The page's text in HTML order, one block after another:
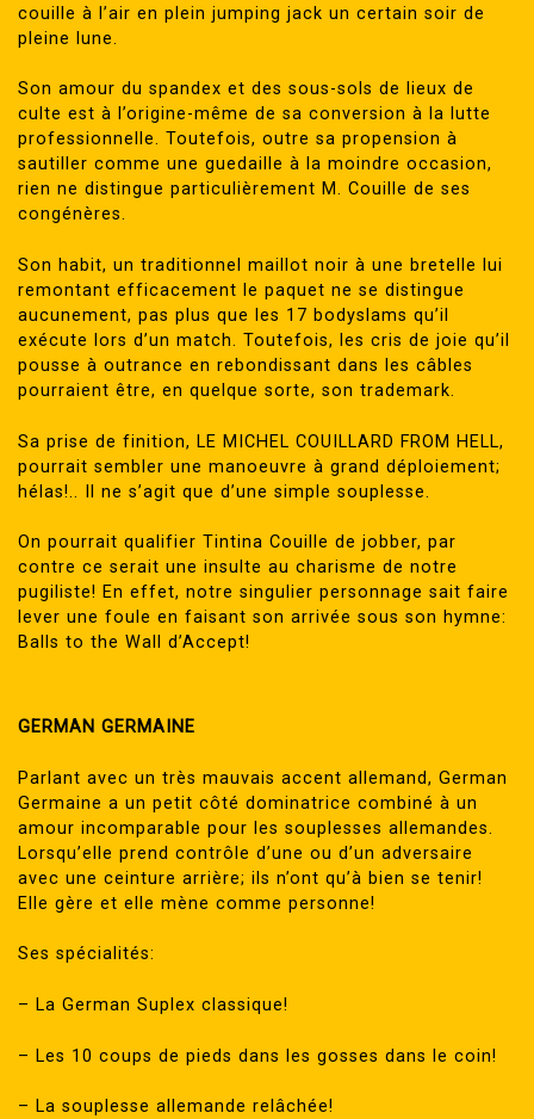
couille à l’air en plein jumping jack un certain soir de
pleine lune.
Son amour du spandex et des sous-sols de lieux de
culte est à l’origine-même de sa conversion à la lutte
professionnelle. Toutefois, outre sa propension à
sautiller comme une guedaille à la moindre occasion,
rien ne distingue particulièrement M. Couille de ses
congénères.
Son habit, un traditionnel maillot noir à une bretelle lui
remontant efficacement le paquet ne se distingue
aucunement, pas plus que les 17 bodyslams qu’il
exécute lors d’un match. Toutefois, les cris de joie qu’il
pousse à outrance en rebondissant dans les câbles
pourraient être, en quelque sorte, son trademark.
Sa prise de finition, LE MICHEL COUILLARD FROM HELL,
pourrait sembler une manoeuvre à grand déploiement;
hélas!.. Il ne s’agit que d’une simple souplesse.
On pourrait qualifier Tintina Couille de jobber, par
contre ce serait une insulte au charisme de notre
pugiliste! En effet, notre singulier personnage sait faire
lever une foule en faisant son arrivée sous son hymne:
Balls to the Wall d’Accept!
GERMAN GERMAINE
Parlant avec un très mauvais accent allemand, German
Germaine a un petit côté dominatrice combiné à un
amour incomparable pour les souplesses allemandes.
Lorsqu’elle prend contrôle d’une ou d’un adversaire
avec une ceinture arrière; ils n’ont qu’à bien se tenir!
Elle gère et elle mène comme personne!
Ses spécialités:
– La German Suplex classique!
– Les 10 coups de pieds dans les gosses dans le coin!
– La souplesse allemande relâchée!